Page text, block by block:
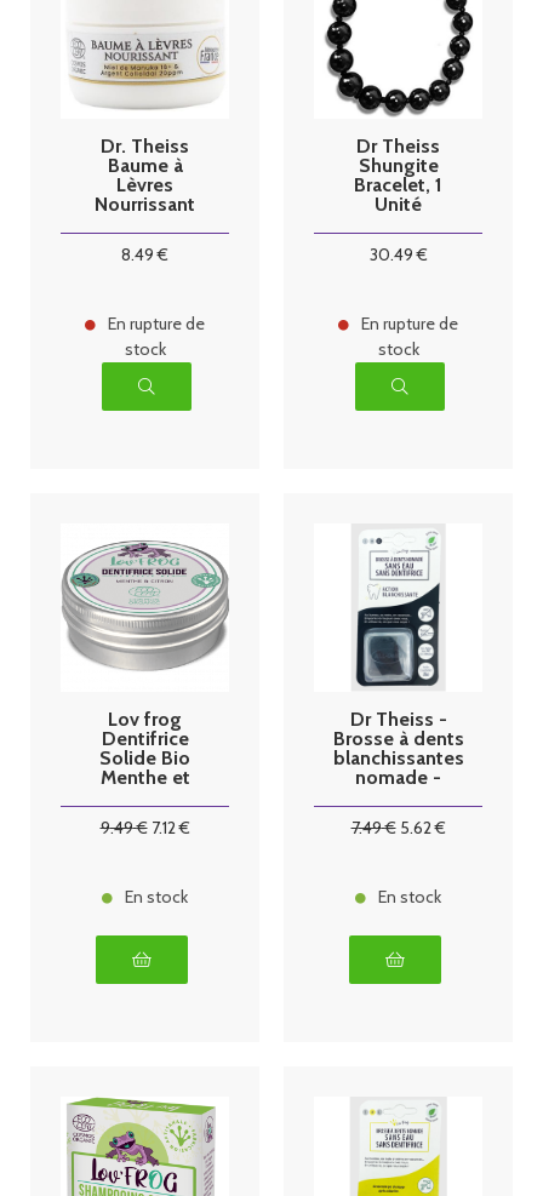
Dr. Theiss
Baume à
Lèvres
Nourrissant
8.49 €
En rupture de
stock
Dr Theiss
Shungite
Bracelet, 1
Unité
30.49€
En rupture de
stock
Lov frog
Dentifrice
Solide Bio
Menthe et
9.49€ 7.12€
En stock
Dr Theiss -
Brosse à dents
blanchissantes
nomade -
7.49€ 5.62€
En stock